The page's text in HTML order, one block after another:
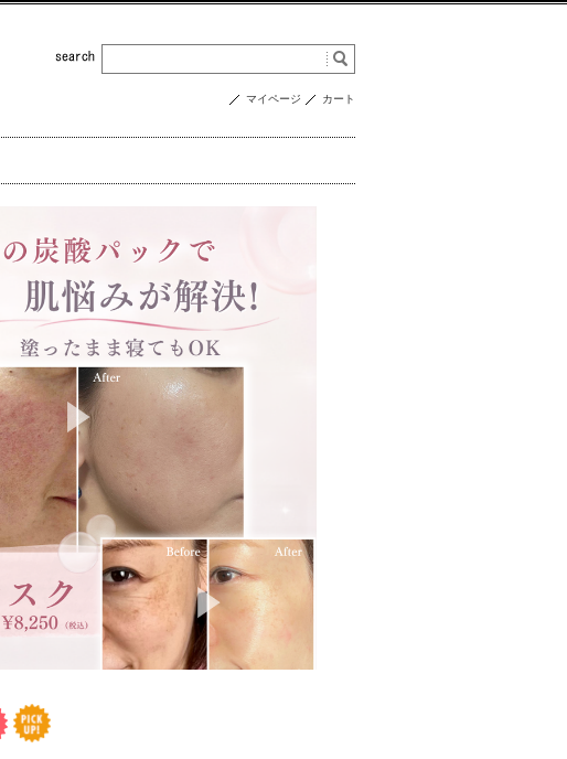
マイページ カート